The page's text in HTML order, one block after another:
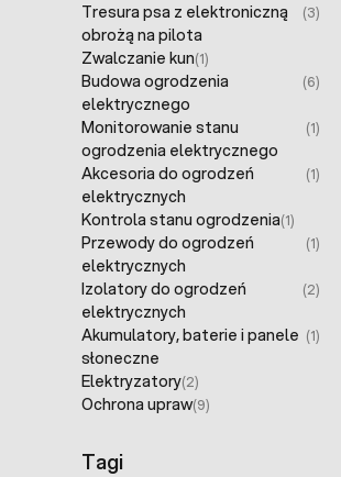
Tresura psa z elektroniczną
obrożą na pilota
(3)
Zwalczanie kun(1)
Budowa ogrodzenia
elektrycznego
(6)
Monitorowanie stanu
ogrodzenia elektrycznego
(1)
Akcesoria do ogrodzeń
elektrycznych
(1)
Kontrola stanu ogrodzenia(1)
Przewody do ogrodzeń
elektrycznych
(1)
Izolatory do ogrodzeń
elektrycznych
(2)
Akumulatory, baterie i panele
słoneczne
(1)
Elektryzatory(2)
Ochrona upraw(9)
Tagi